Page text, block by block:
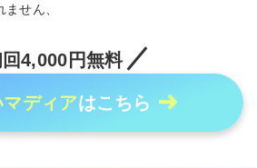
せん、
4,000円無料
ディアはこちら